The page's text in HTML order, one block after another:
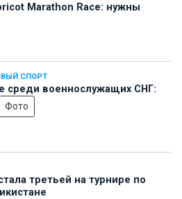
Marathon Race: нужны
СПОРТ
среди военнослужащих СНГ:
Фото
третьей на турнире по